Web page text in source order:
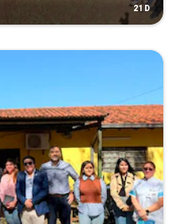
21D